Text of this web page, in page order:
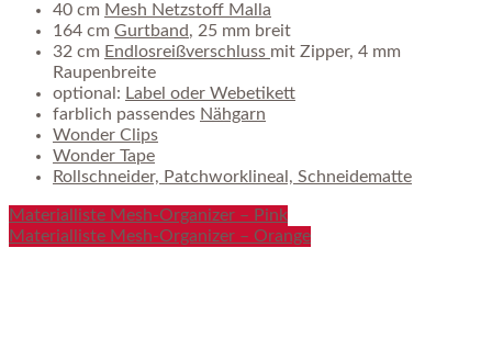
40 cm Mesh Netzstoff Malla
164 cm Gurtband, 25 mm breit
32 cm Endlosreißverschluss mit Zipper, 4 mm
Raupenbreite
optional: Label oder Webetikett
farblich passendes Nähgarn
Wonder Clips
Wonder Tape
Rollschneider, Patchworklineal, Schneidematte
Materialliste Mesh-Organizer – Pink
Materialliste Mesh-Organizer – Orange